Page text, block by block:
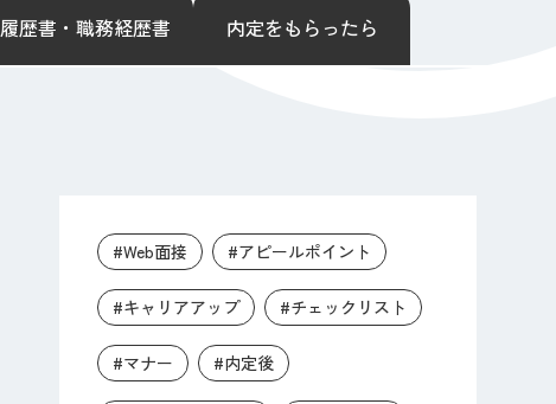
履歴書・職務経歴書 内定をもらったら
#Web面接 #アピールポイント
#キャリアアップ #チェックリスト
#マナー #内定後